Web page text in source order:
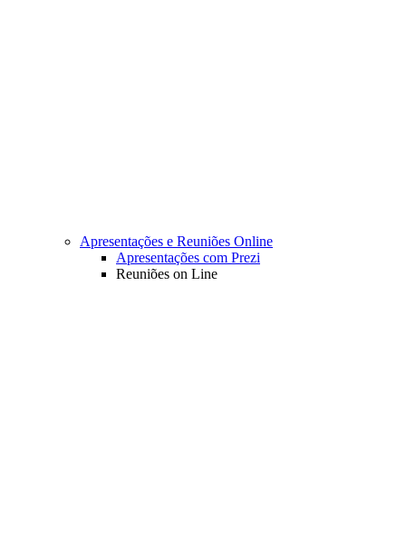
Apresentações e Reuniões Online
Apresentações com Prezi
Reuniões on Line